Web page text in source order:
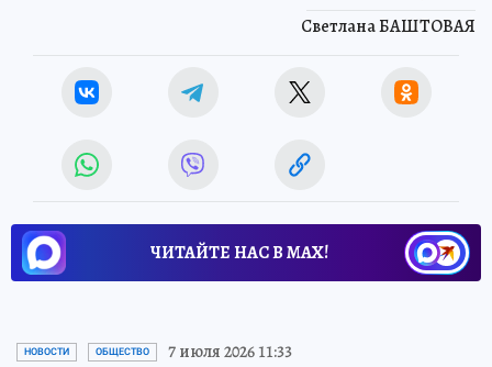
Светлана БАШТОВАЯ
ЧИТАЙТЕ НАС В МАХ!
НОВОСТИ ОБЩЕСТВО 7 июля 2026 11:33